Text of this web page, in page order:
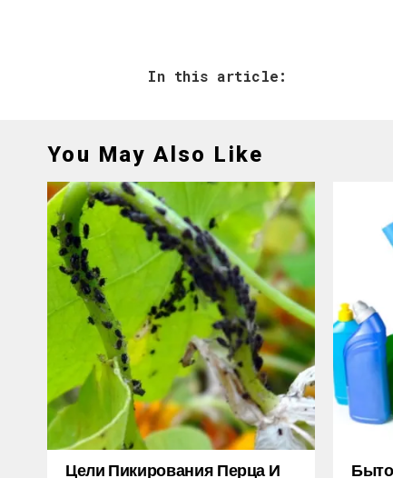
In this article:
You May Also Like
Цели Пикирования Перца И